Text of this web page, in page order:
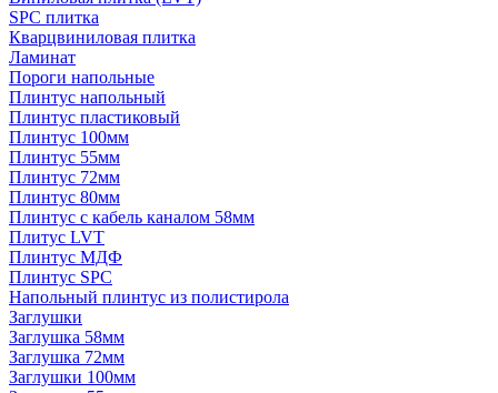
SPC плитка
Кварцвиниловая плитка
Ламинат
Пороги напольные
Плинтус напольный
Плинтус пластиковый
Плинтус 100мм
Плинтус 55мм
Плинтус 72мм
Плинтус 80мм
Плинтус с кабель каналом 58мм
Плитус LVT
Плинтус МДФ
Плинтус SPC
Напольный плинтус из полистирола
Заглушки
Заглушка 58мм
Заглушка 72мм
Заглушки 100мм